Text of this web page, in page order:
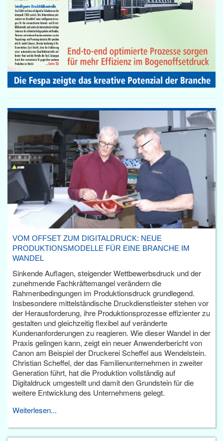
VOM OFFSET ZUM DIGITALDRUCK: NEUE
PRODUKTIONSMODELLE FÜR EINE BRANCHE IM
WANDEL
Sinkende Auflagen, steigender Wettbewerbsdruck und der
zunehmende Fachkräftemangel verändern die
Rahmenbedingungen im Produktionsdruck grundlegend.
Insbesondere mittelständische Druckdienstleister stehen vor
der Herausforderung, ihre Produktionsprozesse effizienter zu
gestalten und gleichzeitig flexibel auf veränderte
Kundenanforderungen zu reagieren. Wie dieser Wandel in der
Praxis gelingen kann, zeigt ein neuer Anwenderbericht von
Canon am Beispiel der Druckerei Scheffel aus Wendelstein.
Christian Scheffel, der das Familienunternehmen in zweiter
Generation führt, hat die Produktion vollständig auf
Digitaldruck umgestellt und damit den Grundstein für die
weitere Entwicklung des Unternehmens gelegt.
Weiterlesen...